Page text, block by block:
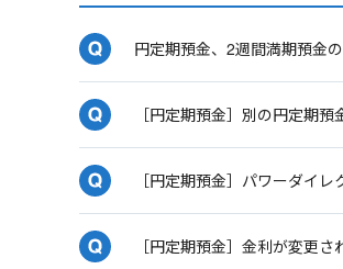
円定期預金、2週間満期預金
［円定期預金］別の円定期
［円定期預金］パワーダイ
［円定期預金］金利が変更さ